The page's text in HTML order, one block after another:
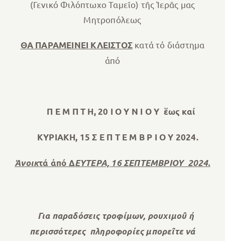
(Γενικό Φιλόπτωχο Ταμεῖο) τῆς Ἱερᾶς μας
Μητροπόλεως
ΘΑ ΠΑΡΑΜΕΙΝΕΙ ΚΛΕΙΣΤΟΣ κατά τό διάστημα
ἀπό
Π Ε Μ Π Τ Η, 20 Ι Ο Υ Ν Ι Ο Υ ἕως καί
ΚΥΡΙΑΚΗ, 15 Σ Ε Π Τ Ε Μ Β Ρ Ι Ο Υ 2024.
Ἀνοικτά ἀπό ΔΕΥΤΕΡΑ, 16 ΣΕΠΤΕΜΒΡΙΟΥ 2024.
Για παραδόσεις τροφίμων, ρουχιμοῦ ή
περισσότερες πληροφορίες μπορεῖτε νά